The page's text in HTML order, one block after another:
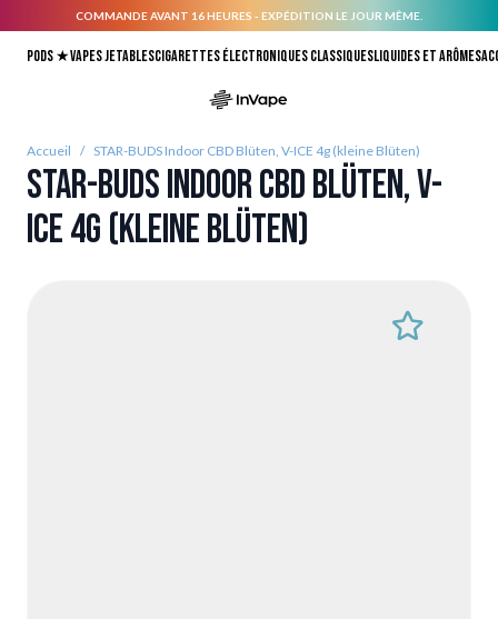
COMMANDE AVANT 16 HEURES - EXPÉDITION LE JOUR MÊME.
Pods ★Vapes jetablesCigarettes électroniques classiquesLiquides et arômes
Accueil / STAR-BUDS Indoor CBD Blüten, V-ICE 4g (kleine Blüten)
STAR-BUDS Indoor CBD Blüten, V-
ICE 4g (kleine Blüten)